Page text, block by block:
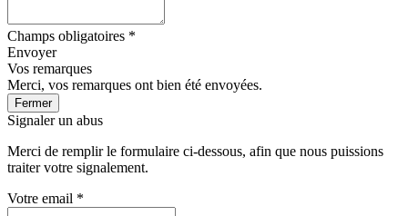
Champs obligatoires *
Envoyer
Vos remarques
Merci, vos remarques ont bien été envoyées.
Fermer
Signaler un abus
Merci de remplir le formulaire ci-dessous, afin que nous puissions
traiter votre signalement.
Votre email *